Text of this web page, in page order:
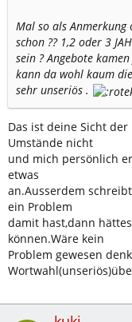
Mal so als Anmerkung
schon ?? 1,2 oder 3
sein ? Angebote
kann da wohl kaum
sehr unseriös .
Das ist deine Sicht
Umstände nicht
und mich persönlich
etwas
an.Ausserdem
ein Problem
damit hast,dann
können.Wäre kein
Problem gewesen